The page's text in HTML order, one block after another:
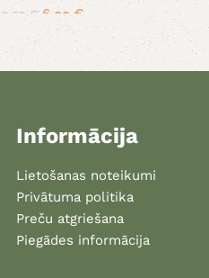
9,50€ 6,99 €
Informācija
Lietošanas noteikumi
Privātuma politika
Preču atgriešana
Piegādes informācija